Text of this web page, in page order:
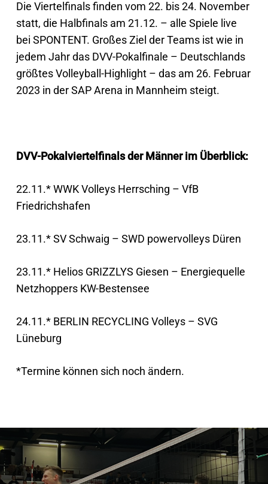
Die Viertelfinals finden vom 22. bis 24. November
statt, die Halbfinals am 21.12. – alle Spiele live
bei SPONTENT. Großes Ziel der Teams ist wie in
jedem Jahr das DVV-Pokalfinale – Deutschlands
größtes Volleyball-Highlight – das am 26. Februar
2023 in der SAP Arena in Mannheim steigt.
DVV-Pokalviertelfinals der Männer im Überblick:
22.11.* WWK Volleys Herrsching – VfB
Friedrichshafen
23.11.* SV Schwaig – SWD powervolleys Düren
23.11.* Helios GRIZZLYS Giesen – Energiequelle
Netzhoppers KW-Bestensee
24.11.* BERLIN RECYCLING Volleys – SVG
Lüneburg
*Termine können sich noch ändern.